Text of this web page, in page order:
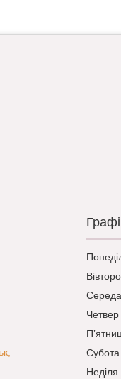
Середа
Четвер
Субота
Неділя